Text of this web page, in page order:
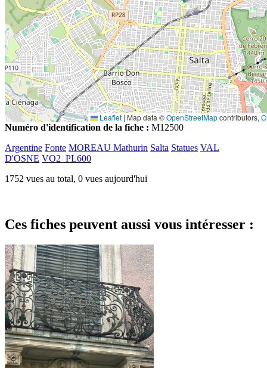
Leaflet|Map data ©OpenStreetMapcontributors,
Numéro d'identification de la fiche : M12500
Argentine Fonte MOREAU Mathurin Salta Statues VAL
D'OSNE VO2_PL600
1752 vues au total, 0 vues aujourd'hui
Ces fiches peuvent aussi vous intéresser :